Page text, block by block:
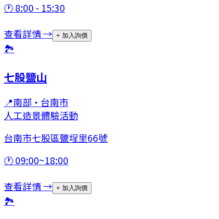
🕐8:00 - 15:30
查看詳情 → + 加入詢價
🏞
七股鹽山
📍南部 · 台南市
人工造景體驗活動
台南市七股區鹽埕里66號
🕐09:00~18:00
查看詳情 → + 加入詢價
🏞